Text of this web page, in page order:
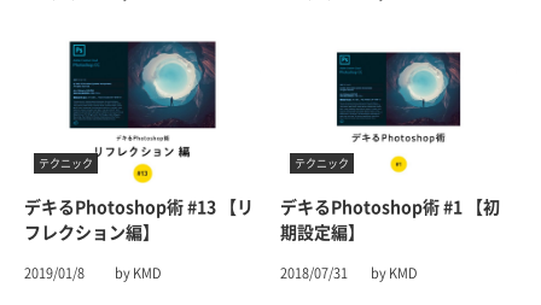
テクニック
デキるPhotoshop術 #13 【リ
フレクション編】
2019/01/8 by KMD
テクニック
デキるPhotoshop術 #1 【初
期設定編】
2018/07/31 by KMD